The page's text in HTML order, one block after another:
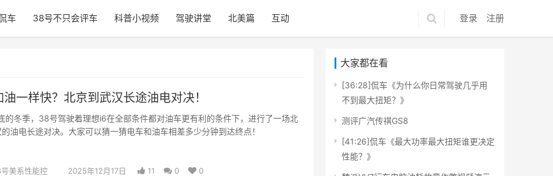
车 38号不只会评车 科普小视频 驾驶讲堂 北美篇 互动 登录 注册
油一样快？北京到武汉长途油电对决！
的冬季，38号驾驶着理想i6在全部条件都对油车更有利的条件下，进行了一场北
油电长途对决。大家可以猜一猜电车和油车相差多少分钟到达终点！
美系性能控 2025年12月17日 11 0 0
大家都在看
[36:28]侃车《为什么你日常驾驶几乎用
不到最大扭矩？》
测评广汽传祺GS8
[41:26]侃车《最大功率最大扭矩谁更决定
性能？》